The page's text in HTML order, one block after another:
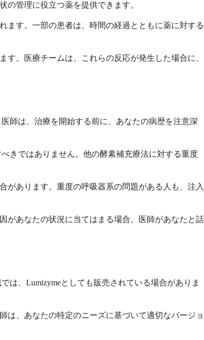
管理に役立つ薬を提供できます。
ます。一部の患者は、時間の経過とともに薬に対する
。医療チームは、これらの反応が発生した場合に、
師は、治療を開始する前に、あなたの病歴を注意深
きではありません。他の酵素補充療法に対する重度
があります。重度の呼吸器系の問題がある人も、注入
があなたの状況に当てはまる場合、医師があなたと話
は、Lumizymeとしても販売されている場合がありま
は、あなたの特定のニーズに基づいて適切なバージョ